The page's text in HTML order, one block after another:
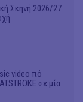
Σκηνή 2026/27
video πό
σε μία